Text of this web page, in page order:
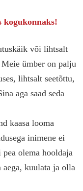
kogukonnaks!
või lihtsalt
ümber on palju
lihtsalt seetõttu,
aga saad seda
kaasa looma
inimene ei
olema hooldaja
aega, kuulata ja olla